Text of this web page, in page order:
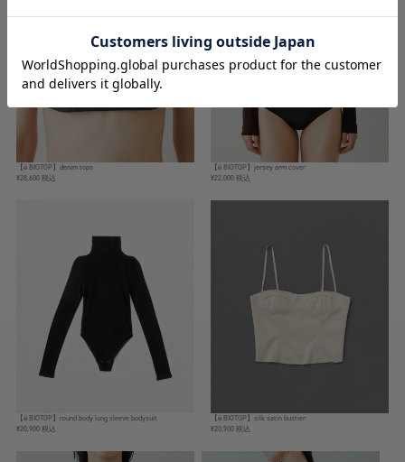
【ё BIOTOP】denim tops
¥28,600 税込
【ё BIOTOP】jersey arm cover
¥22,000 税込
【ё BIOTOP】round body long sleeve bodysuit
¥20,900 税込
【ё BIOTOP】silk satin bustier
¥20,900 税込